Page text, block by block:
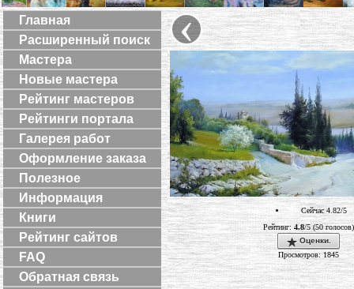
Главная
Расширенный поиск
Мастера
Новые мастера
Рейтинг мастеров
Рейтинги портала
Галерея работ
Оформление заказа
Полезное
Информация
Книги
Рейтинг сайтов
FAQ
Обратная связь
‹
Сейчас 4.82/5
Рейтинг: 4.8/5 (50 голосов)
Оценки.
Просмотров: 1845